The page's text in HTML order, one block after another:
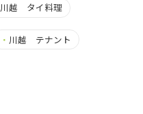
川越 タイ料理
・ 川越 テナント